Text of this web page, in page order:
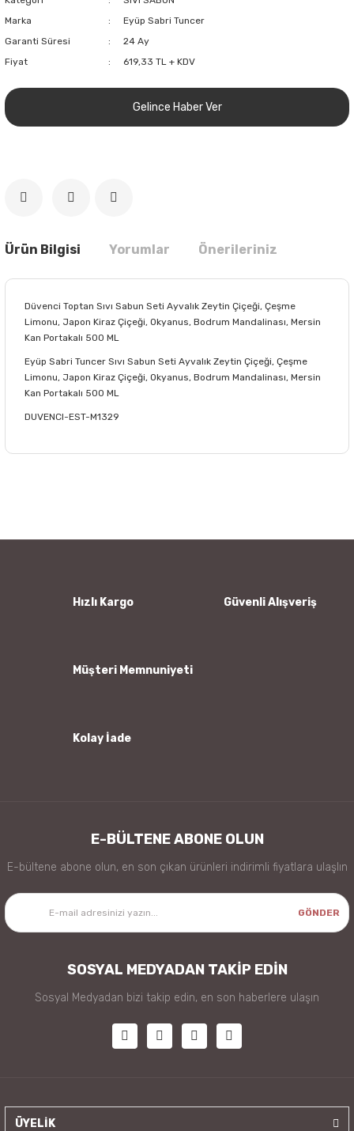
Marka
Eyüp Sabri Tuncer
Garanti Süresi
24 Ay
Fiyat
619,33 TL + KDV
Gelince Haber Ver
Ürün Bilgisi Yorumlar Önerileriniz
Düvenci Toptan Sıvı Sabun Seti Ayvalık Zeytin Çiçeği, Çeşme
Limonu, Japon Kiraz Çiçeği, Okyanus, Bodrum Mandalinası, Mersin
Kan Portakalı 500 ML
Eyüp Sabri Tuncer Sıvı Sabun Seti Ayvalık Zeytin Çiçeği, Çeşme
Limonu, Japon Kiraz Çiçeği, Okyanus, Bodrum Mandalinası, Mersin
Kan Portakalı 500 ML
DUVENCI-EST-M1329
Ürün bilgilerinde hatalar bulunuyor.
Hızlı Kargo Güvenli Alışveriş
Müşteri Memnuniyeti
Kolay İade
E-BÜLTENE ABONE OLUN
E-bültene abone olun, en son çıkan ürünleri indirimli fiyatlara ulaşlın
GÖNDER
SOSYAL MEDYADAN TAKİP EDİN
Sosyal Medyadan bizi takip edin, en son haberlere ulaşın
ÜYELİK